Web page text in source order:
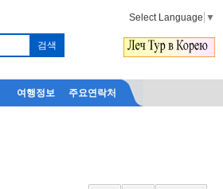
Select Language ▼
여행정보 주요연락처